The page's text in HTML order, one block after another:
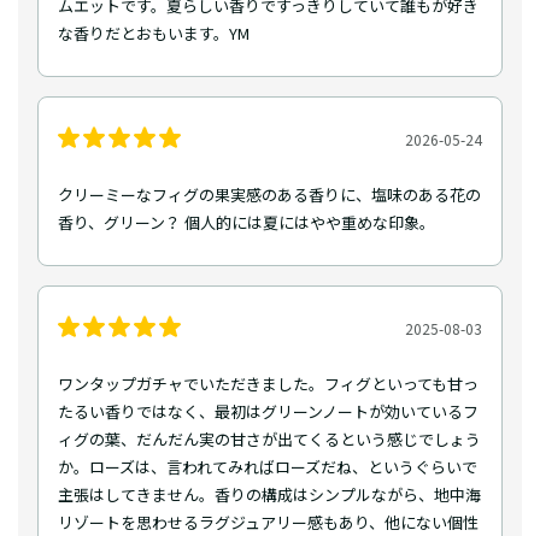
ムエットです。夏らしい香りですっきりしていて誰もが好き
な香りだとおもいます。YM
2026-05-24
クリーミーなフィグの果実感のある香りに、塩味のある花の
香り、グリーン？ 個人的には夏にはやや重めな印象。
2025-08-03
ワンタップガチャでいただきました。フィグといっても甘っ
たるい香りではなく、最初はグリーンノートが効いているフ
ィグの葉、だんだん実の甘さが出てくるという感じでしょう
か。ローズは、言われてみればローズだね、というぐらいで
主張はしてきません。香りの構成はシンプルながら、地中海
リゾートを思わせるラグジュアリー感もあり、他にない個性